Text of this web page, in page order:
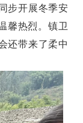
步开展冬季安
馨热烈。镇卫
还带来了柔中